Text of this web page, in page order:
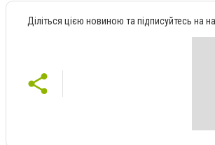
Діліться цією новиною та підписуйтесь на